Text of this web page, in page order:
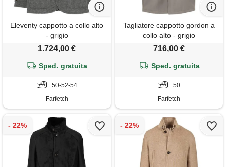
Eleventy cappotto a collo alto
- grigio
1.724,00 €
Sped. gratuita
50-52-54
Farfetch
Tagliatore cappotto gordon a
collo alto - grigio
716,00 €
Sped. gratuita
50
Farfetch